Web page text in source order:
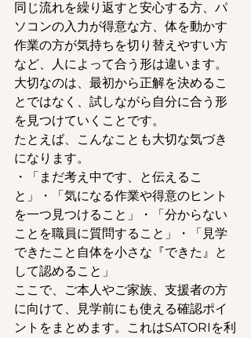
同じ流れを繰り返すと安心する方、パ
ソコンの入力が得意な方、体を動かす
作業の方が気持ちを切り替えやすい方
など、人によって合う形は違います。
大切なのは、最初から正解を決めるこ
とではなく、試しながら自分に合う形
を見つけていくことです。
たとえば、こんなことも大切な気づき
になります。
・「まだ考え中です、と伝えるこ
と」・「気になる作業や得意のヒント
を一つ見つけること」・「分からない
ことを職員に質問すること」・「見学
できたこと自体を小さな『できた』と
して認めること」
ここで、ご本人やご家族、支援者の方
に向けて、見学前にも使える確認ポイ
ントをまとめます。これはSATORIを利